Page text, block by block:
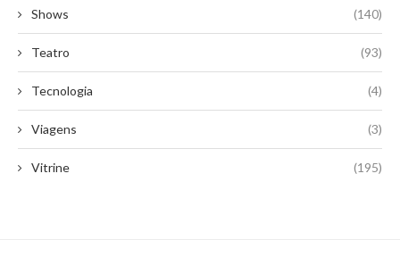
Shows (140)
Teatro (93)
Tecnologia (4)
Viagens (3)
Vitrine (195)